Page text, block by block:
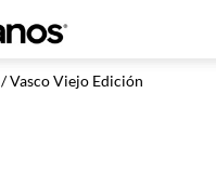
/ Vasco Viejo Edición